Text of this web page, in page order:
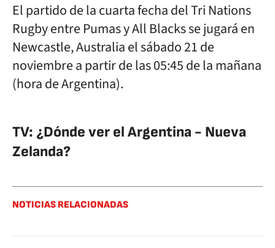
El partido de la cuarta fecha del Tri Nations
Rugby entre Pumas y All Blacks se jugará en
Newcastle, Australia el sábado 21 de
noviembre a partir de las 05:45 de la mañana
(hora de Argentina).
TV: ¿Dónde ver el Argentina - Nueva
Zelanda?
NOTICIAS RELACIONADAS